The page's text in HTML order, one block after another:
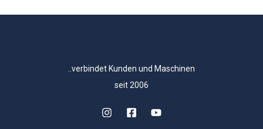
..verbindet Kunden und Maschinen
seit 2006